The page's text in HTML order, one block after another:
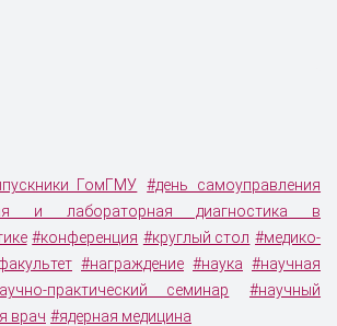
ГомГМУ #день самоуправления
и лабораторная диагностика в
#конференция #круглый стол #медико-
#награждение #наука #научная
практический семинар
#научный
врач #ядерная медицина